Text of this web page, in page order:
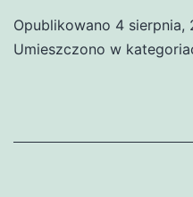
Opublikowano 4 sierpnia,
Umieszczono w